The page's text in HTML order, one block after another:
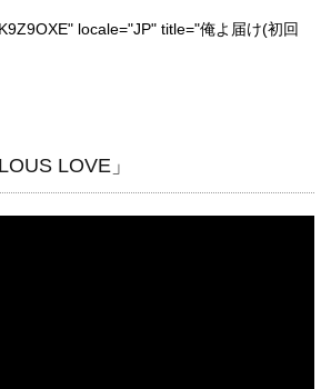
locale="JP" title="俺よ届け(初回
LOVE」